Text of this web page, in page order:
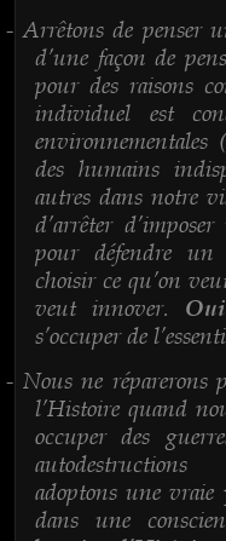
- Arrêtons de penser
d’une façon de
pour des raisons
individuel est
environnementales
des humains
autres dans notre
d’arrêter
pour défendre un
choisir ce qu’on
veut innover.
s’occuper de
- Nous ne réparerons
l’Histoire quand
occuper des
adoptons une vraie
dans une